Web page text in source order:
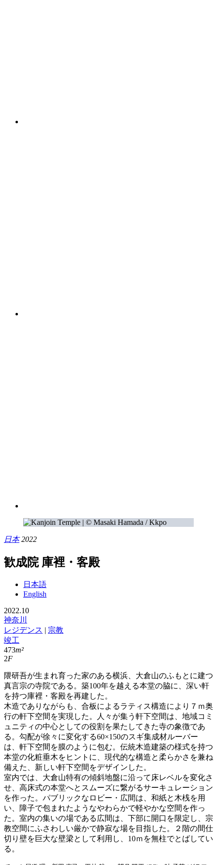
日本2022
歓成院 庫裡・客殿
日本語
English
2022.10
神奈川
レジデンス | 宗教
竣工
473m²
2F
隈研吾が生まれ育った家のある横浜、大倉山のふもとに建つ
真言宗の寺院である。築100年を越える本堂の脇に、深い軒
を持つ庫裡・客殿を再建した。
木造でありながらも、合板によるラティス構造により７ｍ奥
行の軒下空間を実現した。人々が集う軒下空間は、地域コミ
ュニティの中心としての役割を果たしてきた寺の象徴であ
る。勾配が徐々に変化する60×150のスギ集成材ルーバー
は、軒下空間を膜のように包む。伝統木造建築の様式を持つ
本堂の化粧垂木をヒントに、現代的な構造と柔らかさを兼ね
備えた、新しい軒下空間をデザインした。
室内では、大倉山特有の傾斜地盤に沿って床レベルを変化さ
せ、高床式の本堂へとスムーズに繋がるサーキュレーション
を作った。パブリックなロビー・広間は、和紙と木桟を用
い、障子で包まれたようなやわらかで軽やかな空間を作っ
た。室内の集いの場である広間は、下部に開口を限定し、宗
教空間にふさわしい厳かで静寂な場を目指した。２階の間仕
切り壁を巨大な壁梁として利用し、10ｍを無柱でとばしてい
る。